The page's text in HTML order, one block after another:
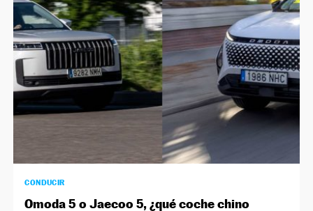
NEWSLETTER
SÍGUENOS
CONDUCIR
Omoda 5 o Jaecoo 5, ¿qué coche chino